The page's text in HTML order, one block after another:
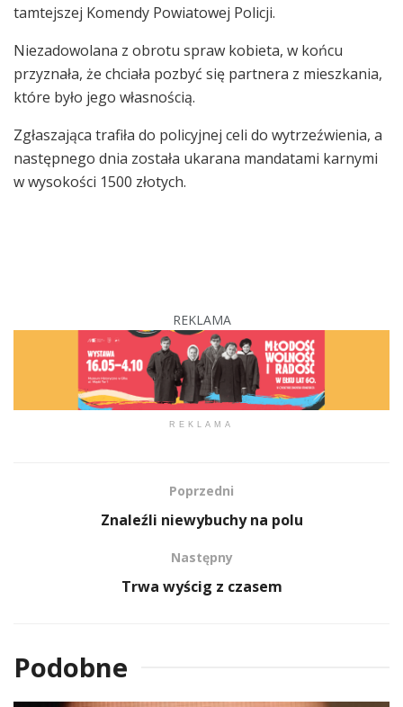
tamtejszej Komendy Powiatowej Policji.
Niezadowolana z obrotu spraw kobieta, w końcu
przyznała, że chciała pozbyć się partnera z mieszkania,
które było jego własnością.
Zgłaszająca trafiła do policyjnej celi do wytrzeźwienia, a
następnego dnia została ukarana mandatami karnymi
w wysokości 1500 złotych.
REKLAMA
REKLAMA
Poprzedni
Znaleźli niewybuchy na polu
Następny
Trwa wyścig z czasem
Podobne